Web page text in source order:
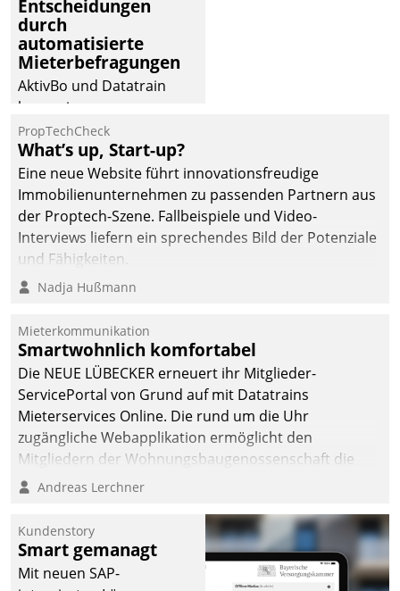
deutscher
Wohnungsunternehmen
– und beschleunigt damit
den Weg vom
Mieteranliegen zum
Entscheidungen
durch
automatisierte
Mieterbefragungen
AktivBo und Datatrain
kooperieren –
Immobilienunternehmen
profitieren: Die nahtlose
Integration der Lösungen
von AktivBo und
Datatrain ermöglicht
automatisiert ausgelöste,
zielgerichtete
Mieterbefragungen – eine
starke Grundlage für
intelligente,
datengestützte
Entscheidungen.
PropTechCheck
What’s up, Start-up?
Eine neue Website führt innovationsfreudige
Immobilienunternehmen zu passenden Partnern aus
der Proptech-Szene. Fallbeispiele und Video-
Interviews liefern ein sprechendes Bild der Potenziale
und Fähigkeiten.
Nadja Hußmann
Mieterkommunikation
Smartwohnlich komfortabel
Die NEUE LÜBECKER erneuert ihr Mitglieder-
ServicePortal von Grund auf mit Datatrains
Mieterservices Online. Die rund um die Uhr
zugängliche Webapplikation ermöglicht den
Mitgliedern der Wohnungs­bau­genossenschaft die
Kontaktaufnahme per Smartphone, Tablet oder PC.
Andreas Lerchner
Kundenstory
Smart gemanagt
Mit neuen SAP-